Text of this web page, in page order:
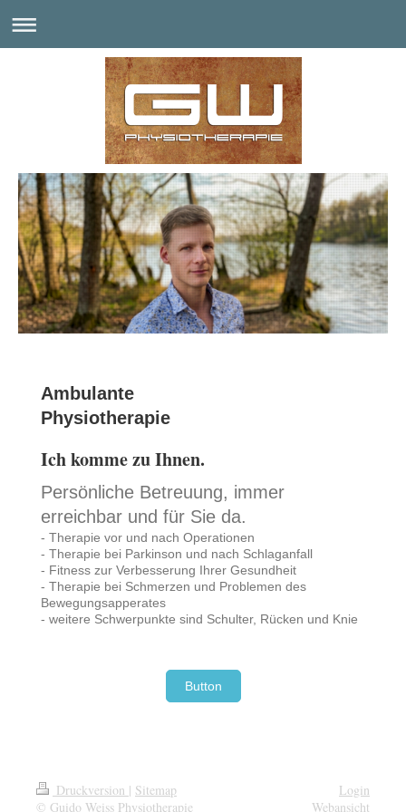
Ambulante
Physiotherapie
Ich komme zu Ihnen.
Persönliche Betreuung, immer
erreichbar und für Sie da.
- Therapie vor und nach Operationen
- Therapie bei Parkinson und nach Schlaganfall
- Fitness zur Verbesserung Ihrer Gesundheit
- Therapie bei Schmerzen und Problemen des
Bewegungsapperates
- weitere Schwerpunkte sind Schulter, Rücken und Knie
Button
Druckversion | Sitemap
© Guido Weiss Physiotherapie
Login
Webansicht